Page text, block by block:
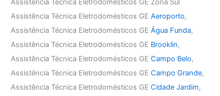
Assistência Técnica Eletrodomésticos GE Zona Sul
Assistência Técnica Eletrodomésticos GEAeroporto,
Assistência Técnica Eletrodomésticos GEÁgua Funda,
Assistência Técnica Eletrodomésticos GE Brooklin,
Assistência Técnica Eletrodomésticos GECampo Belo,
Assistência Técnica Eletrodomésticos GECampo Grande,
Assistência Técnica Eletrodomésticos GECidade Jardim,